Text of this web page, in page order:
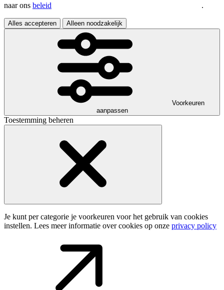
naar ons beleid .
Alles accepteren Alleen noodzakelijk
Voorkeuren
aanpassen
Toestemming beheren
Je kunt per categorie je voorkeuren voor het gebruik van cookies
instellen. Lees meer informatie over cookies op onze privacy policy